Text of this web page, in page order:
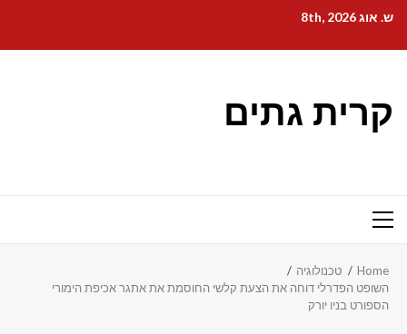
content
ש. אוג 8th, 2026
קרית גתים
Primary
Home
טכנולוגיה
השופט הפדרלי דוחה את הצעת קלשי החוסמת את אתגר אכיפת הימורי
הספורט בניו יורק